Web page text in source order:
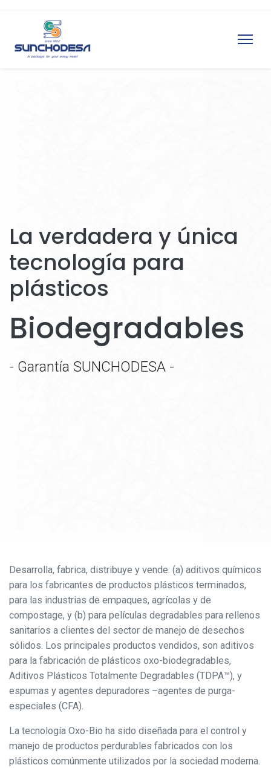
La verdadera y única
tecnología para
plásticos
Biodegradables
- Garantía SUNCHODESA -
Desarrolla, fabrica, distribuye y vende: (a) aditivos químicos
para los fabricantes de productos plásticos terminados,
para las industrias de empaques, agrícolas y de
compostage, y (b) para películas degradables para rellenos
sanitarios a clientes del sector de manejo de desechos
sólidos. Los principales productos vendidos, son aditivos
para la fabricación de plásticos oxo-biodegradables,
Aditivos Plásticos Totalmente Degradables (TDPA™), y
espumas y agentes depuradores –agentes de purga-
especiales (CFA).
La tecnología Oxo-Bio ha sido diseñada para el control y
manejo de productos perdurables fabricados con los
plásticos comúnmente utilizados por la sociedad moderna.